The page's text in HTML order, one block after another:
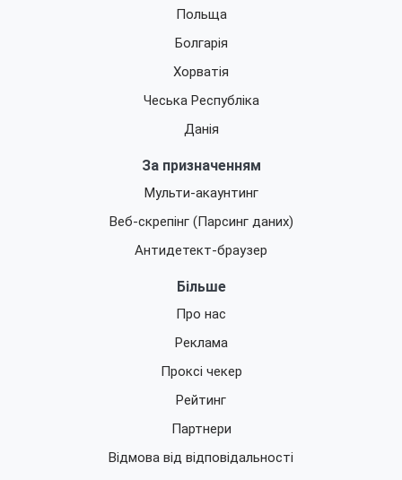
Польща
Болгарія
Хорватія
Чеська Республіка
Данія
За призначенням
Мульти-акаунтинг
Веб-скрепінг (Парсинг даних)
Антидетект-браузер
Більше
Про нас
Реклама
Проксі чекер
Рейтинг
Партнери
Відмова від відповідальності